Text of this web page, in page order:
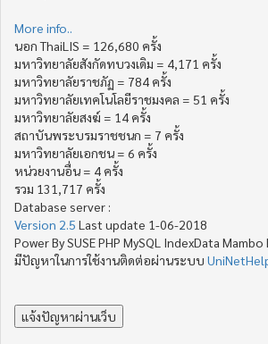
More info..
นอก ThaiLIS = 126,680 ครั้ง
มหาวิทยาลัยสังกัดทบวงเดิม = 4,171 ครั้ง
มหาวิทยาลัยราชภัฏ = 784 ครั้ง
มหาวิทยาลัยเทคโนโลยีราชมงคล = 51 ครั้ง
มหาวิทยาลัยสงฆ์ = 14 ครั้ง
สถาบันพระบรมราชชนก = 7 ครั้ง
มหาวิทยาลัยเอกชน = 6 ครั้ง
หน่วยงานอื่น = 4 ครั้ง
รวม 131,717 ครั้ง
Database server :
Version 2.5 Last update 1-06-2018
Power By SUSE PHP MySQL IndexData
มีปัญหาในการใช้งานติดต่อผ่านระบบ